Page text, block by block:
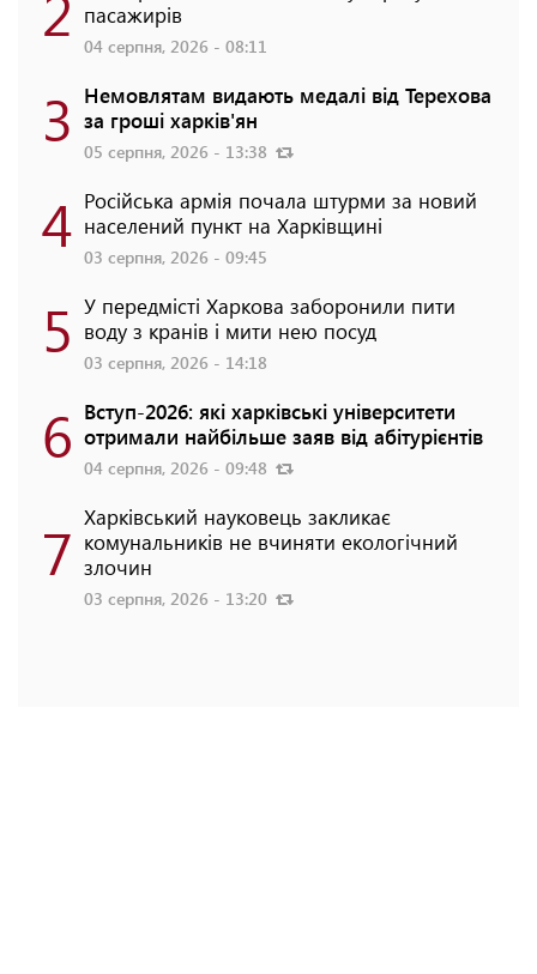
пасажирів
04 серпня, 2026 - 08:11
3 Немовлятам видають медалі від Терехова
за гроші харків'ян
05 серпня, 2026 - 13:38
4 Російська армія почала штурми за новий
населений пункт на Харківщині
03 серпня, 2026 - 09:45
5 У передмісті Харкова заборонили пити
воду з кранів і мити нею посуд
03 серпня, 2026 - 14:18
6 Вступ-2026: які харківські університети
отримали найбільше заяв від абітурієнтів
04 серпня, 2026 - 09:48
7 Харківський науковець закликає
комунальників не вчиняти екологічний
злочин
03 серпня, 2026 - 13:20